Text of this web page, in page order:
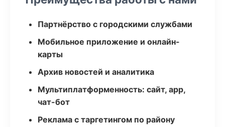
Партнёрство с городскими службами
Мобильное приложение и онлайн-
карты
Архив новостей и аналитика
Мультиплатформенность: сайт, app,
чат-бот
Реклама с таргетингом по району